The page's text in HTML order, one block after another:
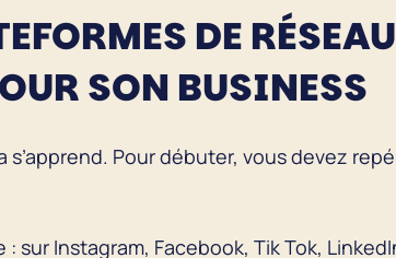
DE
SON BUSINESS
Pour débuter, vous devez
Instagram, Facebook, Tik Tok,